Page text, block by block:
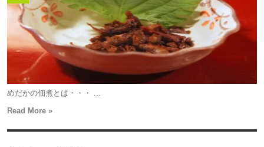
めだかの佃煮とは・・・ ...
Read More »